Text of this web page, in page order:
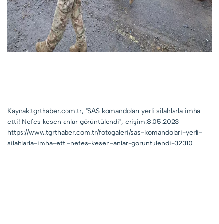
Kaynak:tgrthaber.com.tr, "SAS komandoları yerli silahlarla imha
etti! Nefes kesen anlar görüntülendi", erişim:8.05.2023
https://www.tgrthaber.com.tr/fotogaleri/sas-komandolari-yerli-
silahlarla-imha-etti-nefes-kesen-anlar-goruntulendi-32310